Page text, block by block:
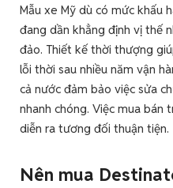
Mẫu xe Mỹ dù có mức khấu
đang dần khẳng định vị thế
đảo. Thiết kế thời thượng
lỗi thời sau nhiều năm vận
cả nước đảm bảo việc sửa
nhanh chóng. Việc mua bán
diễn ra tương đối thuận tiện.
Nên mua